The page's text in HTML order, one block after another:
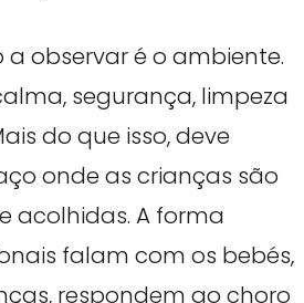
observar é o ambiente.
segurança, limpeza
do que isso, deve
onde as crianças são
acolhidas. A forma
falam com os bebés,
respondem ao choro